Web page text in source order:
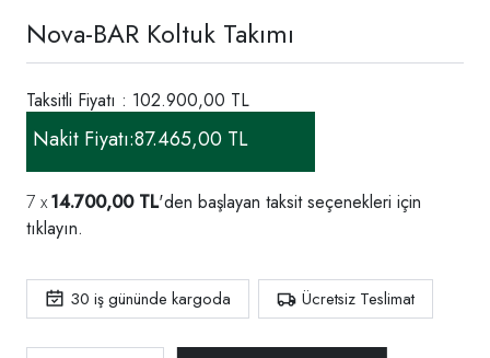
Nova-BAR Koltuk Takımı
Taksitli Fiyatı : 102.900,00 TL
Nakit Fiyatı:87.465,00 TL
14.700,00 TL'den başlayan taksit seçenekleri için
tıklayın.
30 iş gününde kargoda Ücretsiz Teslimat